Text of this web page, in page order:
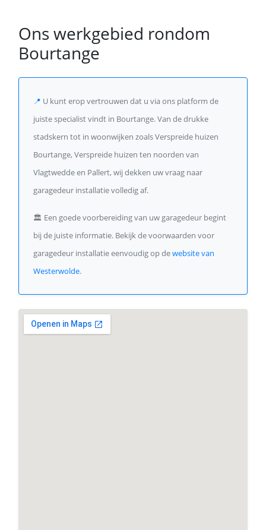
Ons werkgebied rondom
Bourtange
📍 U kunt erop vertrouwen dat u via ons platform de
juiste specialist vindt in Bourtange. Van de drukke
stadskern tot in woonwijken zoals Verspreide huizen
Bourtange, Verspreide huizen ten noorden van
Vlagtwedde en Pallert, wij dekken uw vraag naar
garagedeur installatie volledig af.
🏛️ Een goede voorbereiding van uw garagedeur begint
bij de juiste informatie. Bekijk de voorwaarden voor
garagedeur installatie eenvoudig op dewebsite van
Westerwolde.